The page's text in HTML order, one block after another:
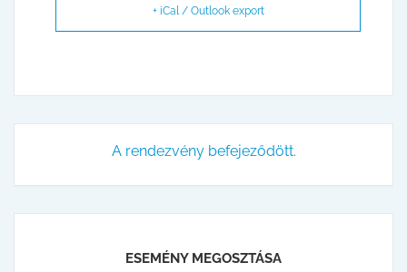
+ iCal / Outlook export
A rendezvény befejeződött.
ESEMÉNY MEGOSZTÁSA